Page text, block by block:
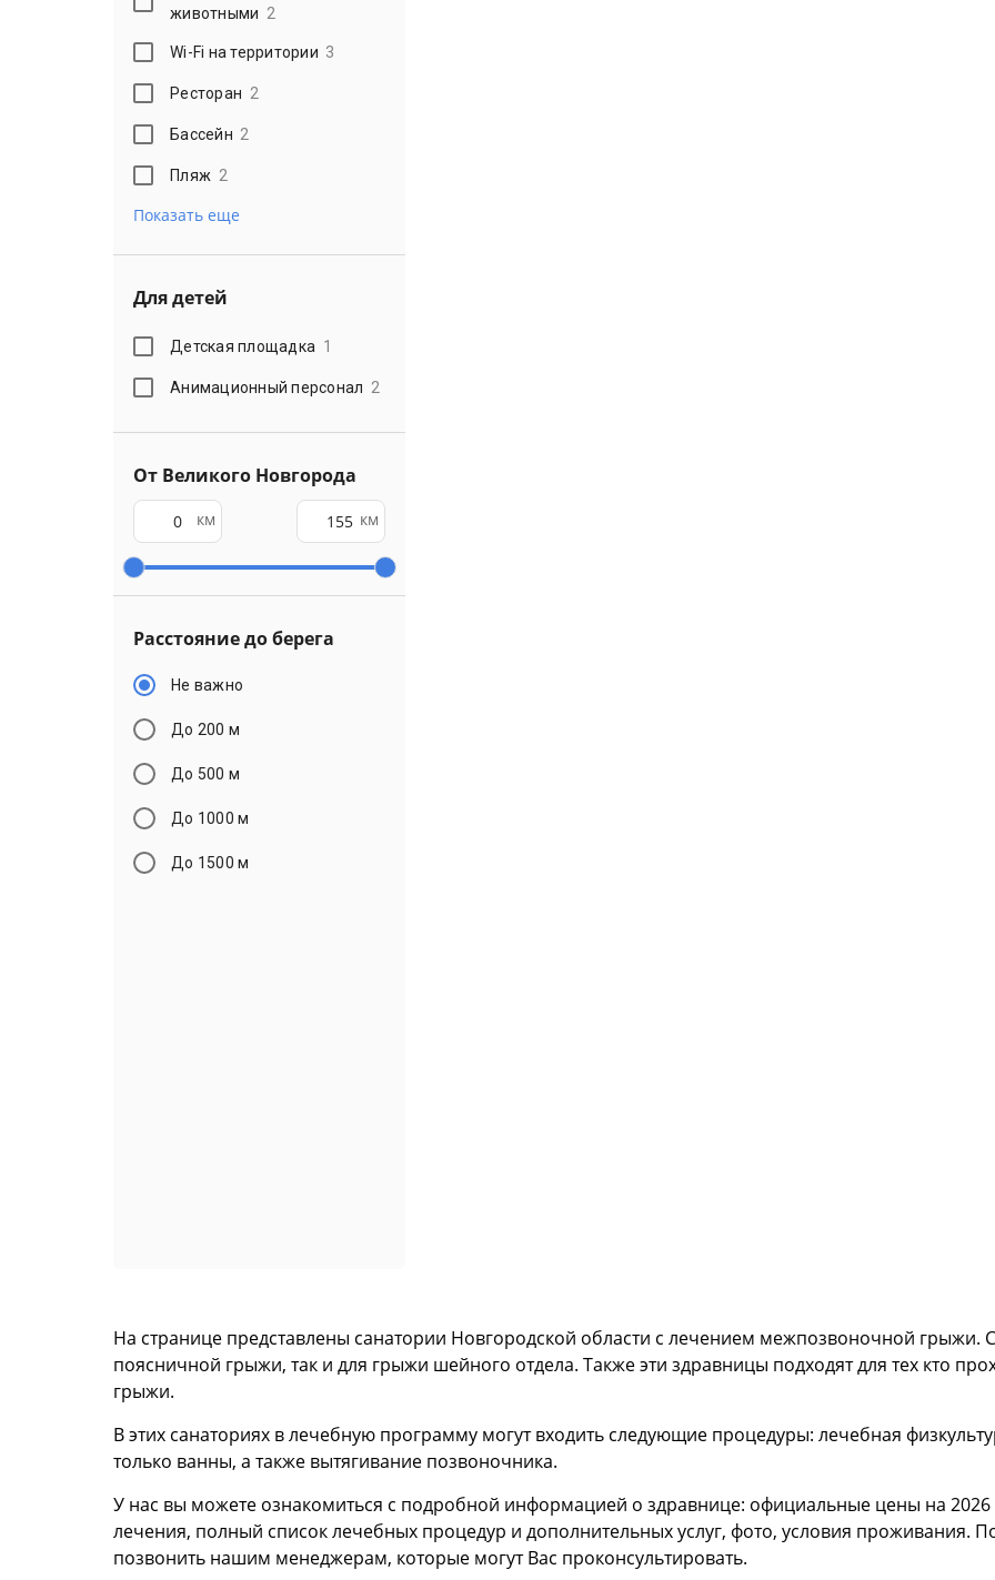
животными 2
Wi-Fi на территории 3
Ресторан 2
Бассейн 2
Пляж 2
Показать еще
Для детей
Детская площадка 1
Анимационный персонал 2
От Великого Новгорода
км км
Расстояние до берега
Не важно
До 200 м
До 500 м
До 1000 м
До 1500 м
На странице представлены санатории Новгородской области с лечением межпозвоночной грыжи.
поясничной грыжи, так и для грыжи шейного отдела. Также эти здравницы подходят для тех кто
грыжи.
В этих санаториях в лечебную программу могут входить следующие процедуры: лечебная
только ванны, а также вытягивание позвоночника.
У нас вы можете ознакомиться с подробной информацией о здравнице: официальные цены на 2026
лечения, полный список лечебных процедур и дополнительных услуг, фото, условия проживания.
позвонить нашим менеджерам, которые могут Вас проконсультировать.